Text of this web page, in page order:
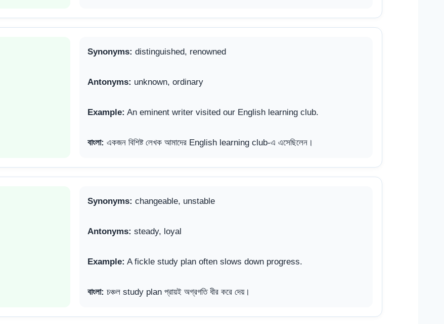
Synonyms: distinguished, renowned
Antonyms: unknown, ordinary
Example: An eminent writer visited our English learning club.
বাংলা: একজন বিশিষ্ট লেখক আমাদের English learning club-এ এসেছিলেন।
Synonyms: changeable, unstable
Antonyms: steady, loyal
Example: A fickle study plan often slows down progress.
বাংলা: চঞ্চল study plan প্রায়ই অগ্রগতি ধীর করে দেয়।